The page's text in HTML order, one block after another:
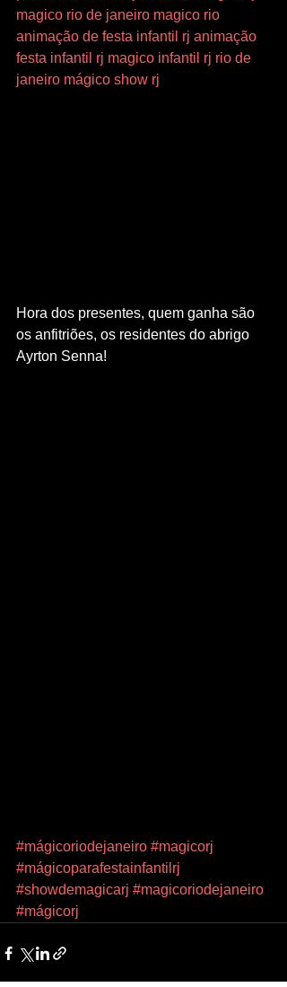
magico rio de janeiro magico rio
animação de festa infantil rj animação
festa infantil rj magico infantil rj rio de
janeiro mágico show rj
Hora dos presentes, quem ganha são
os anfitriões, os residentes do abrigo
Ayrton Senna!
#mágicoriodejaneiro #magicorj
#mágicoparafestainfantilrj
#showdemagicarj #magicoriodejaneiro
#mágicorj